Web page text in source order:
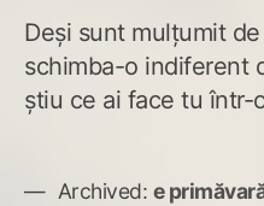
Deși sunt mulțumit
schimba-o indiferent
știu ce ai face tu într-
Archived: e